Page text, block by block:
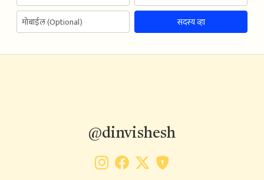
सदस्य व्हा
@dinvishesh